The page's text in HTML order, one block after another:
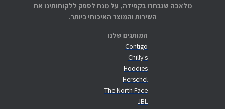
המותגים שלנו
Contigo
Chilly's
Hoodies
Herschel
The North Face
JBL
מלאכה שנבחרו בקפידה, על מנת לספק ללקוחותינו את
השירות והמוצר האיכותי ביותר.